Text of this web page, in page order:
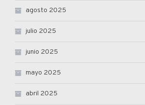
agosto 2025
julio 2025
junio 2025
mayo 2025
abril 2025